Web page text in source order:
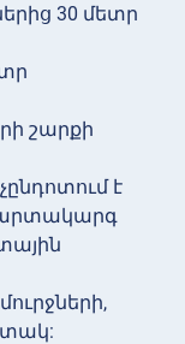
30 մետր
շարքի
է
արտակարգ
տակ: